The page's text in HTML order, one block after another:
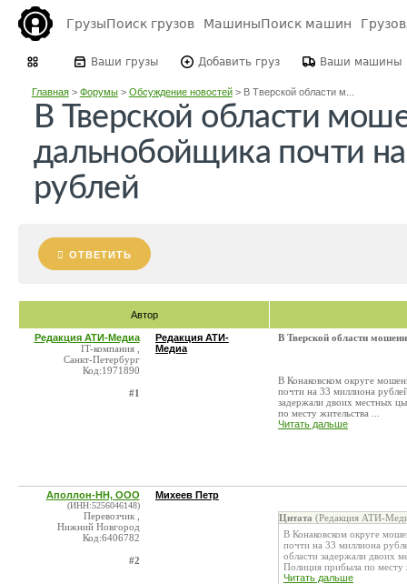
ГрузыПоиск грузов МашиныПоиск машин
Ваши грузы Добавить груз Ваши машины
Главная> Форумы> Обсуждение новостей> В Тверской области м...
В Тверской области
дальнобойщика почти
рублей
ОТВЕТИТЬ
Автор
Редакция АТИ-Медиа
IT-компания ,
Санкт-Петербург
Код:1971890
#1
Редакция АТИ-
Медиа
В Тверской области
В Конаковском округе
почти на 33 миллиона
задержали двоих местных
по месту жительства ...
Читать дальше
Аполлон-НН, ООО
(ИНН:5256046148)
Перевозчик ,
Нижний Новгород
Код:6406782
#2
Михеев Петр
Цитата (Редакция АТИ-
В Конаковском округе
почти на 33 миллиона
области задержали двоих
Полиция прибыла по месту
Читать дальше